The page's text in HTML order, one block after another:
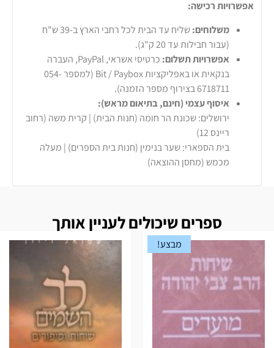
אפשרויות רכישה:
משלוחים:
שליח עד הבית לכל רחבי הארץ ב-39 ש"ח
(עבור חבילות עד 20 ק"ג).
אפשרויות תשלום:
כרטיסי אשראי, PayPal, העברה
בנקאית או באפליקציות Bit / Paybox (למספר 054-
6718711 בצירוף מספר הזמנה).
איסוף עצמי (חינם, בתיאום מראש):
ירושלים: שכונת הר חומה (חנות הבית) | קרית משה (רחוב
ריינס 12)
בית הספארי: שער בנימין (חנות בית הספרים) | מעלה
מכמש (מחסן ההוצאה)
ספרים שיכולים לעניין אותך
מבצע!